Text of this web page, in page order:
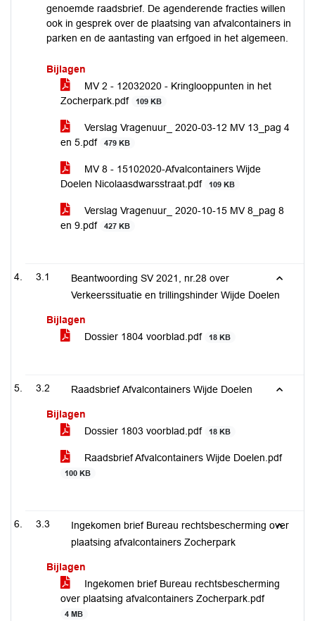
genoemde raadsbrief. De agenderende fracties willen
ook in gesprek over de plaatsing van afvalcontainers in
parken en de aantasting van erfgoed in het algemeen.
Bijlagen
MV 2 - 12032020 - Kringlooppunten in het
Zocherpark.pdf
109 KB
Verslag Vragenuur_ 2020-03-12 MV 13_pag 4
en 5.pdf
479 KB
MV 8 - 15102020-Afvalcontainers Wijde
Doelen Nicolaasdwarsstraat.pdf
109 KB
Verslag Vragenuur_ 2020-10-15 MV 8_pag 8
en 9.pdf
427 KB
3.1
Beantwoording SV 2021, nr.28 over
Verkeerssituatie en trillingshinder Wijde Doelen
Bijlagen
Dossier 1804 voorblad.pdf
18 KB
3.2 Raadsbrief Afvalcontainers Wijde Doelen
Bijlagen
Dossier 1803 voorblad.pdf
18 KB
Raadsbrief Afvalcontainers Wijde Doelen.pdf
100 KB
3.3
Ingekomen brief Bureau rechtsbescherming over
plaatsing afvalcontainers Zocherpark
Bijlagen
Ingekomen brief Bureau rechtsbescherming
over plaatsing afvalcontainers Zocherpark.pdf
4 MB